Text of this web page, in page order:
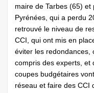
maire de Tarbes (65)
Pyrénées, qui a perdu
retrouvé le niveau de
CCI, qui ont mis en
éviter les ­redondances,
compris des experts, et
coupes budgétaires
réseau et faire des CCI